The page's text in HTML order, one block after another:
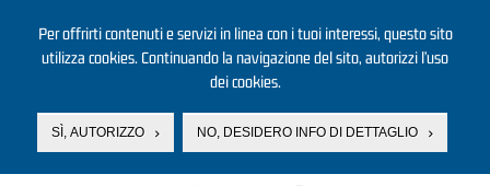
Per offrirti contenuti e servizi in linea con i tuoi interessi, questo sito
utilizza cookies. Continuando la navigazione del sito, autorizzi l’uso
dei cookies.
SÌ, AUTORIZZO NO, DESIDERO INFO DI DETTAGLIO